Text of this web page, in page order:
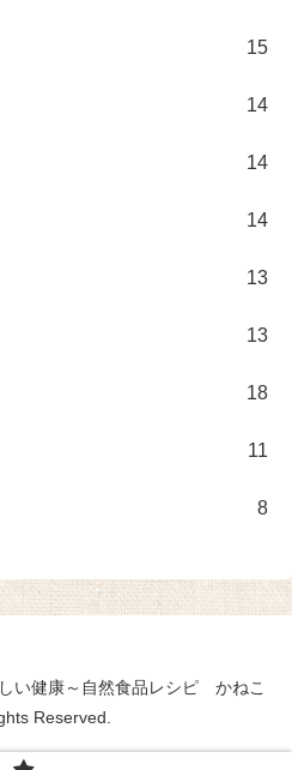
15
14
14
14
13
13
18
11
8
い健康～自然食品レシピ かねこ
Reserved.